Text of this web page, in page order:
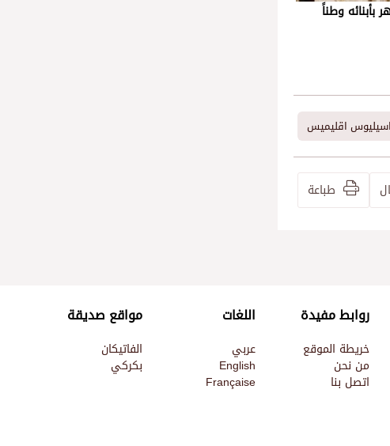
بأبنائه وطناً
اقليميس
طباعة
روابط مفيدة
خريطة الموقع
من نحن
اتصل بنا
اللغات
عربي
English
Française
مواقع صديقة
الفاتيكان
بكركي